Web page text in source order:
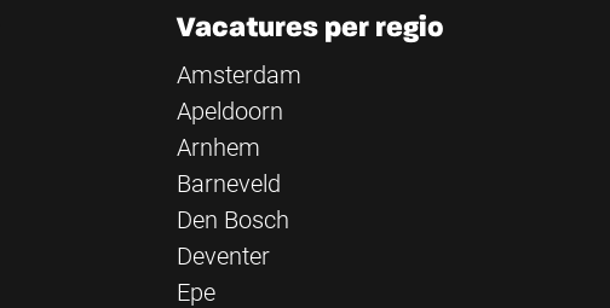
Vacatures per regio
Amsterdam
Apeldoorn
Arnhem
Barneveld
Den Bosch
Deventer
Epe